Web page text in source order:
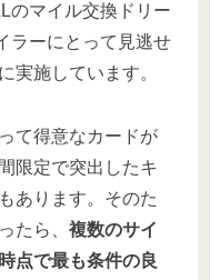
のマイル交換ドリー
ラーにとって見逃せ
実施しています。
て得意なカードが
限定で突出したキ
あります。そのた
たら、 複数のサイ
点で最も条件の良